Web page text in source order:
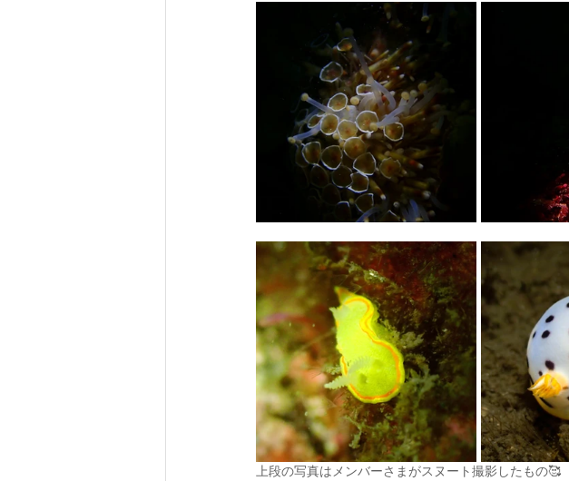
上段の写真はメンバーさまがスヌート撮影したもの🥰